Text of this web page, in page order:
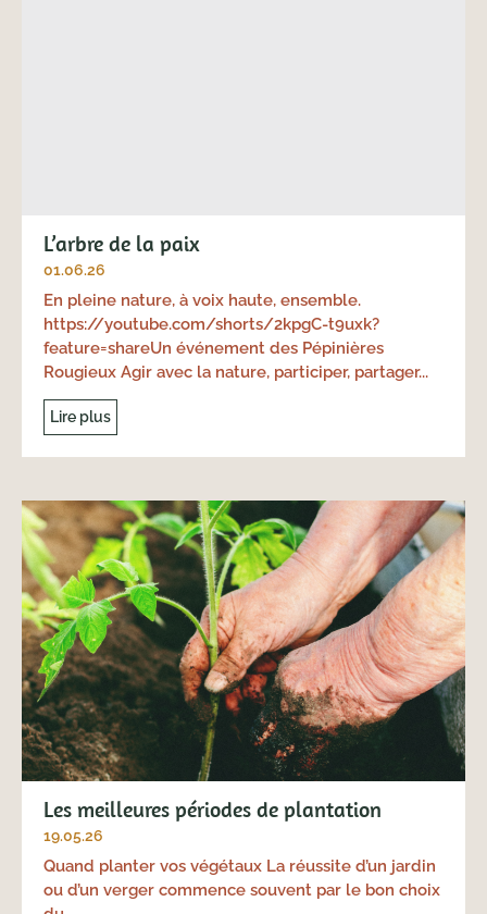
L’arbre de la paix
01.06.26
En pleine nature, à voix haute, ensemble.
https://youtube.com/shorts/2kpgC-t9uxk?
feature=shareUn événement des Pépinières
Rougieux Agir avec la nature, participer, partager...
Lire plus
Les meilleures périodes de plantation
19.05.26
Quand planter vos végétaux La réussite d’un jardin
ou d’un verger commence souvent par le bon choix